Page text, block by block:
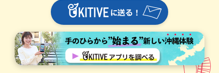
に送る！